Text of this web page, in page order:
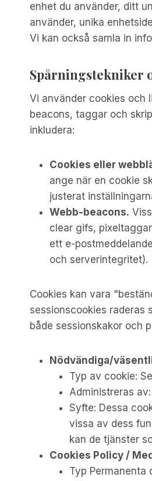
enhet du använder, ditt
använder, unika
Vi kan också samla in
Spårningstekniker
Vi använder cookies och
beacons, taggar och
inkludera:
Cookies eller
ange när en cookie
justerat
Webb-beacons.
clear gifs,
ett e-
och serverintegritet).
Cookies kan vara
sessionscookies raderas
både sessionskakor och
Nödvändiga/
Typ av cookie:
Administreras
Syfte: Dessa
vissa av dess
kan de tjänster
Cookies Policy /
Typ Permanenta